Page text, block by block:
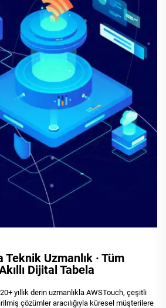
Teknik Uzmanlık · Tüm
Dijital Tabela
yıllık derin uzmanlıkla AWSTouch, çeşitli
çözümler aracılığıyla küresel müşterilere